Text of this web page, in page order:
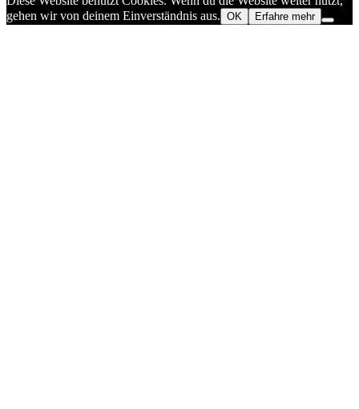
gehen wir von deinem Einverständnis aus. OK Erfahre mehr